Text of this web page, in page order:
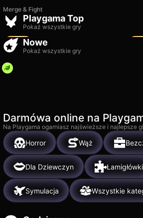
Merge & Fight
Playgama Top
Pokaż wszystkie gry
MR RACER - Car Racing
5k
Nowe
Pokaż wszystkie gry
Darmówa online na
Na Playgama ogarniasz najświeższe i najlepsze
Horror Wąż
Dla Dziewczyn Łamigłówki
Symulacja Wszystkie